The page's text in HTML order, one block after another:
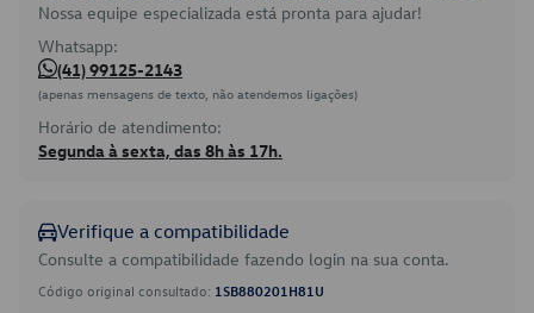
Nossa equipe especializada está pronta para ajudar!
Whatsapp:
(41) 99125-2143
(apenas mensagens de texto, não atendemos ligações)
Horário de atendimento:
Segunda à sexta, das 8h às 17h.
Verifique a compatibilidade
Consulte a compatibilidade fazendo login na sua conta.
Código original consultado: 1SB880201H81U